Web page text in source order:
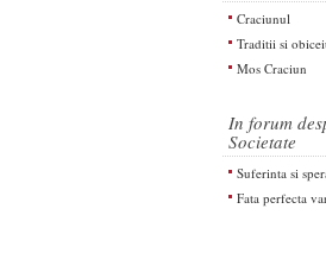
Craciunul
Traditii si
Mos Craciun
In forum
Societate
Suferinta si
Fata perfecta